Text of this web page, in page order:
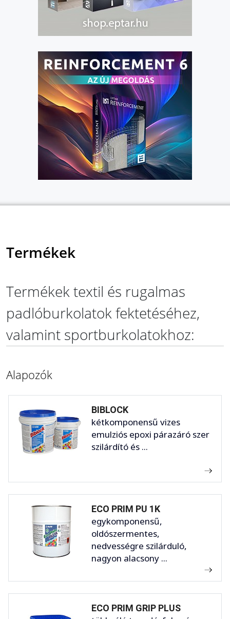
Termékek
Termékek textil és rugalmas
padlóburkolatok fektetéséhez,
valamint sportburkolatokhoz:
Alapozók
BIBLOCK
kétkomponensű vizes
emulziós epoxi párazáró szer
szilárdító és ...
ECO PRIM PU 1K
egykomponensű,
oldószermentes,
nedvességre szilárduló,
nagyon alacsony ...
ECO PRIM GRIP PLUS